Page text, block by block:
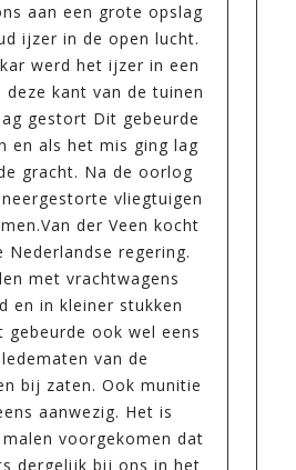
aan een grote opslag
ijzer in de open lucht.
werd het ijzer in een
deze kant van de tuinen
gestort Dit gebeurde
en als het mis ging lag
gracht. Na de oorlog
vliegtuigen
der Veen kocht
Nederlandse regering.
met vrachtwagens
en in kleiner stukken
gebeurde ook wel eens
van de
bij zaten. Ook munitie
aanwezig. Het is
voorgekomen dat
dergelijk bij ons in het